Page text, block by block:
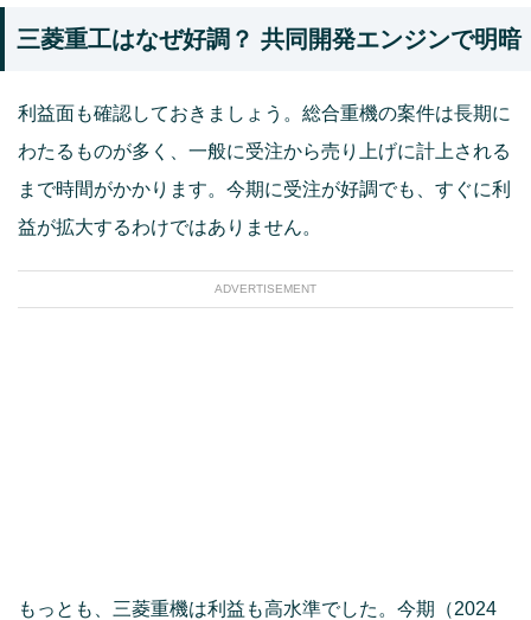
三菱重工はなぜ好調？ 共同開発エンジンで明暗
利益面も確認しておきましょう。総合重機の案件は長期に
わたるものが多く、一般に受注から売り上げに計上される
まで時間がかかります。今期に受注が好調でも、すぐに利
益が拡大するわけではありません。
ADVERTISEMENT
もっとも、三菱重機は利益も高水準でした。今期（2024